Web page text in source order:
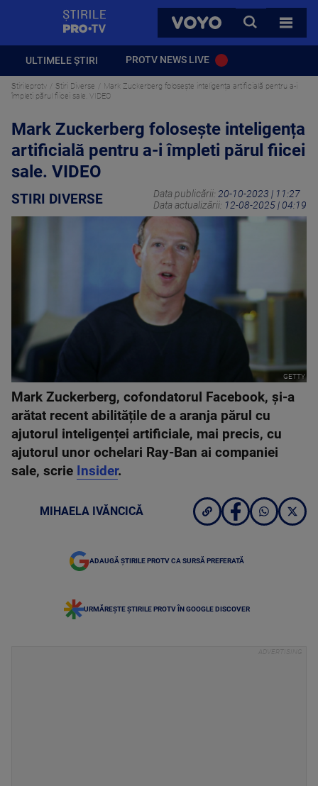
VOYO
CAUTA
TOATE
ULTIMELE ȘTIRI PROTV NEWS LIVE
Stirileprotv Stiri Diverse
Mark Zuckerberg folosește inteligența artificială pentru a-i
împleti părul fiicei sale. VIDEO
Mark Zuckerberg folosește inteligența
artificială pentru a-i împleti părul fiicei
sale. VIDEO
STIRI DIVERSE Data publicării: 20-10-2023 | 11:27
Data actualizării: 12-08-2025 | 04:19
GETTY
Mark Zuckerberg, cofondatorul Facebook, și-a
arătat recent abilitățile de a aranja părul cu
ajutorul inteligenței artificiale, mai precis, cu
ajutorul unor ochelari Ray-Ban ai companiei
sale, scrie Insider.
MIHAELA IVĂNCICĂ
ADAUGĂ ȘTIRILE PROTV CA SURSĂ PREFERATĂ
URMĂREȘTE ȘTIRILE PROTV ÎN GOOGLE DISCOVER